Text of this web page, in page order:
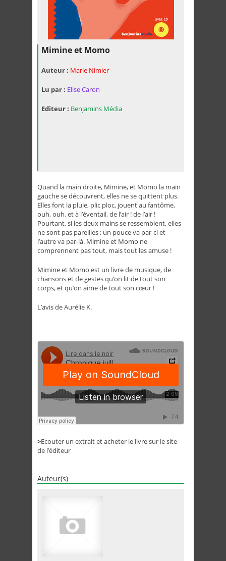
Mimine et Momo
Auteur : Marie Nimier
Lu par : Elise Caron
Editeur : Benjamins Média
Quand la main droite, Mimine, et Momo la main
gauche se découvrent, elles ne se quittent plus.
Elles font la pluie, plic ploc, jouent au fantôme,
ouh, ouh, et à l’éventail, de l’air ! de l’air !
Pourtant, si les deux mains se ressemblent, elles
ne sont pas pareilles ; un pouce va par-ci et
l’autre va par-là. Mimine et Momo ne
comprennent pas tout, mais tout les amuse !
Mimine et Momo est un livre de musique, de
chansons et de gestes qu’on lit de tout son
corps, et qu’on aime de tout son cœur !
L’avis de Aurélie K.
>Ecouter un extrait et acheter le livre sur le site
de l’éditeur
Auteur(s)